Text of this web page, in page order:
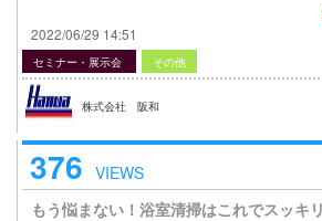
2022/06/29 14:51
セミナー・展示会 その他
株式会社 阪和
376 VIEWS
もう悩まない！浴室清掃はこれでスッキ